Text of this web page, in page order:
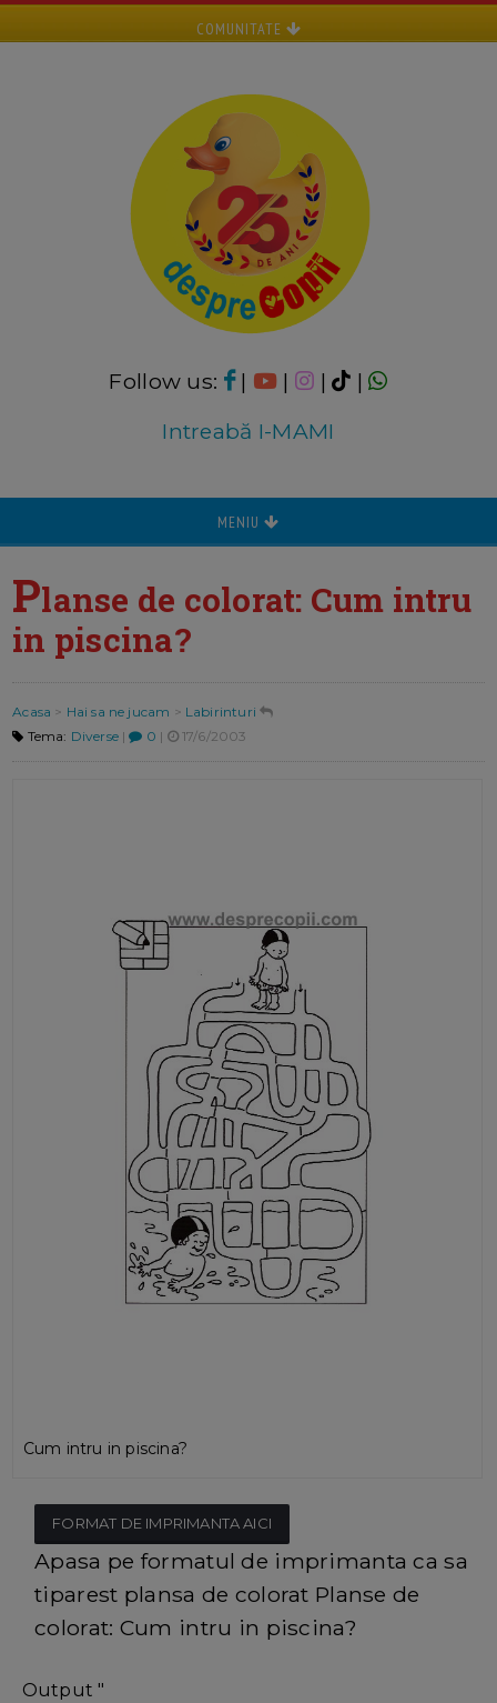
COMUNITATE
Follow us: | | |
|
Intreabă I-MAMI
MENIU
Planse de colorat: Cum intru
in piscina?
Acasa > Hai sa ne jucam > Labirinturi
Tema: Diverse| 0 | 17/6/2003
Cum intru in piscina?
FORMAT DE IMPRIMANTA AICI
Apasa pe formatul de imprimanta ca sa
tiparest plansa de colorat Planse de
colorat: Cum intru in piscina?
Output "